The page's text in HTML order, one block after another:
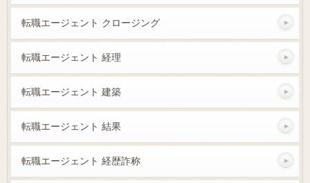
転職エージェント クロージング
転職エージェント 経理
転職エージェント 建築
転職エージェント 結果
転職エージェント 経歴詐称